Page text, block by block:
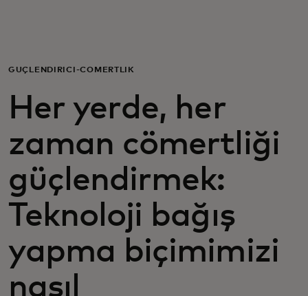
Za biznis
Za svijet
Za inovatore
Novosti i trendovi
GÜÇLENDIRICI-CÖMERTLIK
Her yerde, her
zaman cömertliği
güçlendirmek:
Teknoloji bağış
yapma biçimimizi
nasıl